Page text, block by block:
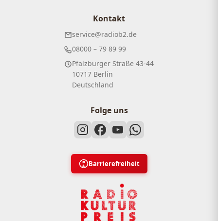
Kontakt
service@radiob2.de
08000 – 79 89 99
Pfalzburger Straße 43-44
10717 Berlin
Deutschland
Folge uns
Barrierefreiheit